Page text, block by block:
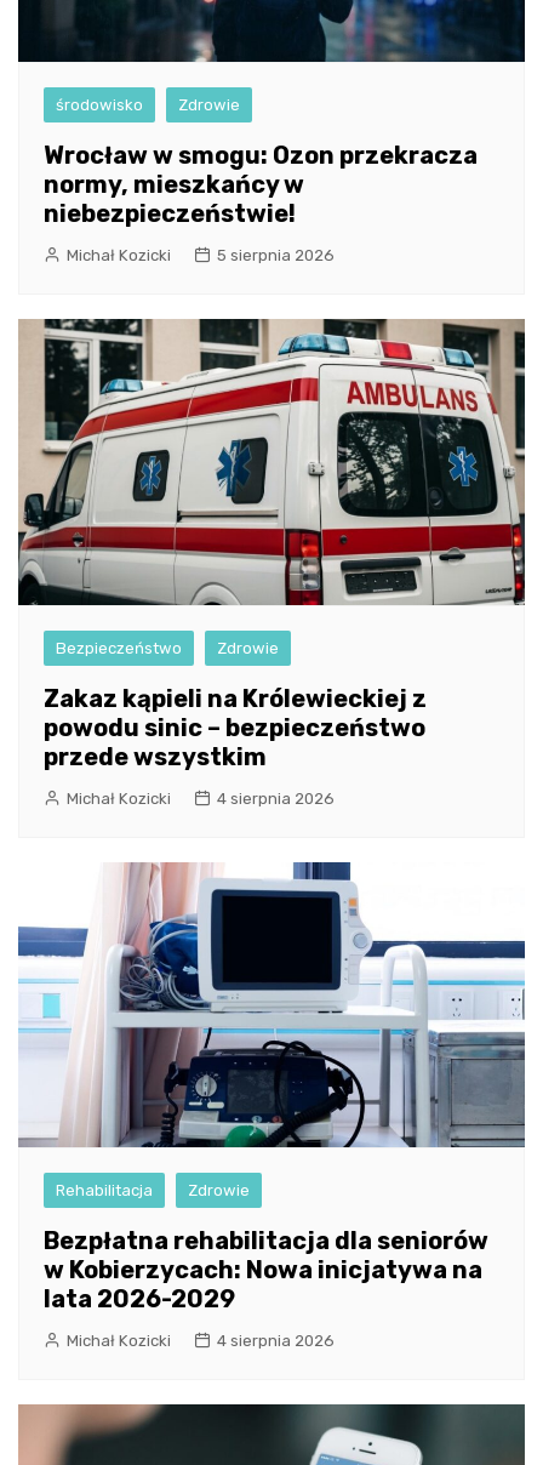
środowisko Zdrowie
Wrocław w smogu: Ozon przekracza
normy, mieszkańcy w
niebezpieczeństwie!
Michał Kozicki 5 sierpnia 2026
Bezpieczeństwo Zdrowie
Zakaz kąpieli na Królewieckiej z
powodu sinic – bezpieczeństwo
przede wszystkim
Michał Kozicki 4 sierpnia 2026
Rehabilitacja Zdrowie
Bezpłatna rehabilitacja dla seniorów
w Kobierzycach: Nowa inicjatywa na
lata 2026-2029
Michał Kozicki 4 sierpnia 2026